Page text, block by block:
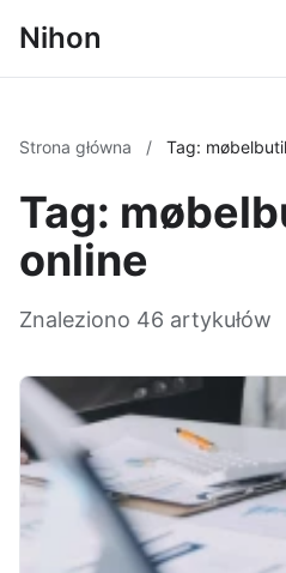
Nihon
Strona główna / Tag:
Tag:
online
Znaleziono 46 artykułów